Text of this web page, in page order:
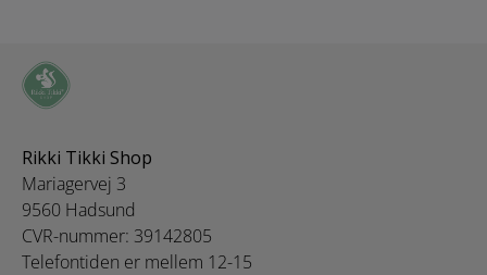
Rikki Tikki Shop
Mariagervej 3
9560 Hadsund
CVR-nummer: 39142805
Telefontiden er mellem 12-15